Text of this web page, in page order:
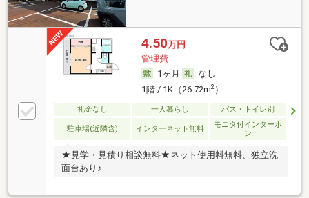
4.50万円
管理費-
1ヶ月
なし
1階 / 1K（26.72m2）
礼金なし 一人暮らし バス・トイレ別
駐車場(近隣含) インターネット無料
モニタ付インターホ
ン
★見学・見積り相談無料★ネット使用料無料、独立洗
面台あり♪